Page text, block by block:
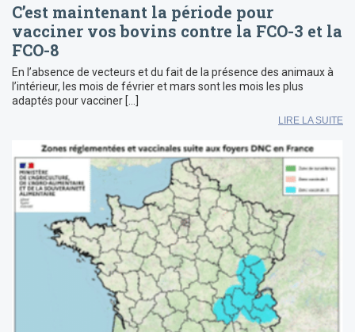
C’est maintenant la période pour
vacciner vos bovins contre la FCO-3 et la
FCO-8
En l’absence de vecteurs et du fait de la présence des animaux à
l’intérieur, les mois de février et mars sont les mois les plus
adaptés pour vacciner […]
LIRE LA SUITE